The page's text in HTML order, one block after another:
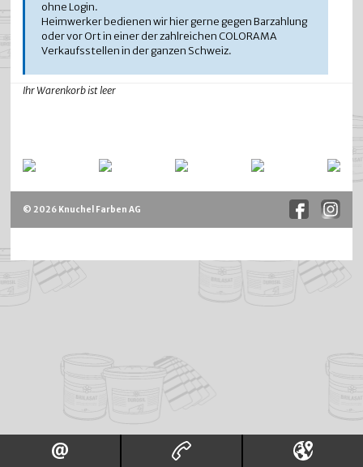
ohne Login.
Heimwerker bedienen wir hier gerne gegen Barzahlung
oder vor Ort in einer der zahlreichen COLORAMA
Verkaufsstellen in der ganzen Schweiz.
Ihr Warenkorb ist leer
© 2026 Knuchel Farben AG